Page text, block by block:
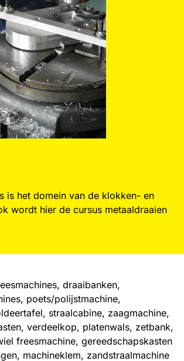
is het domein van de klokken- en
wordt hier de cursus metaaldraaien
draaibanken,
poets/polijstmachine,
straalcabine, zaagmachine,
verdeelkop, platenwals, zetbank,
freesmachine, gereedschapskasten
machineklem, zandstraalmachine